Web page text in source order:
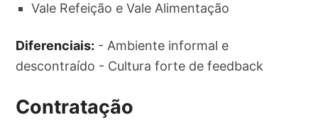
Vale Refeição e Vale Alimentação
Diferenciais: - Ambiente informal e
descontraído - Cultura forte de feedback
Contratação